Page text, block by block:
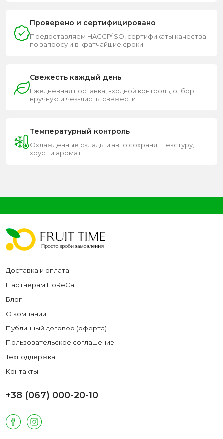
Проверено и сертифицировано
Предоставляем HACCP/ISO, сертификаты качества
по запросу и в кратчайшие сроки
Свежесть каждый день
Ежедневная поставка, входной контроль, отбор
вручную и чек-листы свежести
Температурный контроль
Охлажденные склады и авто сохранят текстуру,
хруст и аромат
Доставка и оплата
Партнерам HoReCa
Блог
О компании
Публичный договор (оферта)
Пользовательское соглашение
Техподдержка
Контакты
+38 (067) 000-20-10